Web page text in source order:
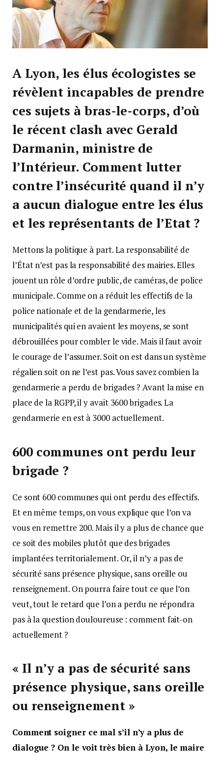
A Lyon, les élus écologistes se
révèlent incapables de prendre
ces sujets à bras-le-corps, d’où
le récent clash avec Gerald
Darmanin, ministre de
l’Intérieur. Comment lutter
contre l’insécurité quand il n’y
a aucun dialogue entre les élus
et les représentants de l’Etat ?
Mettons la politique à part. La responsabilité de
l’État n’est pas la responsabilité des mairies. Elles
jouent un rôle d’ordre public, de caméras, de police
municipale. Comme on a réduit les effectifs de la
police nationale et de la gendarmerie, les
municipalités qui en avaient les moyens, se sont
débrouillées pour combler le vide. Mais il faut avoir
le courage de l’assumer. Soit on est dans un système
régalien soit on ne l’est pas. Vous savez combien la
gendarmerie a perdu de brigades ? Avant la mise en
place de la RGPP, il y avait 3600 brigades. La
gendarmerie en est à 3000 actuellement.
600 communes ont perdu leur
brigade ?
Ce sont 600 communes qui ont perdu des effectifs.
Et en même temps, on vous explique que l’on va
vous en remettre 200. Mais il y a plus de chance que
ce soit des mobiles plutôt que des brigades
implantées territorialement. Or, il n’y a pas de
sécurité sans présence physique, sans oreille ou
renseignement. On pourra faire tout ce que l’on
veut, tout le retard que l’on a perdu ne répondra
pas à la question douloureuse : comment fait-on
actuellement ?
« Il n’y a pas de sécurité sans
présence physique, sans oreille
ou renseignement »
Comment soigner ce mal s’il n’y a plus de
dialogue ? On le voit très bien à Lyon, le maire